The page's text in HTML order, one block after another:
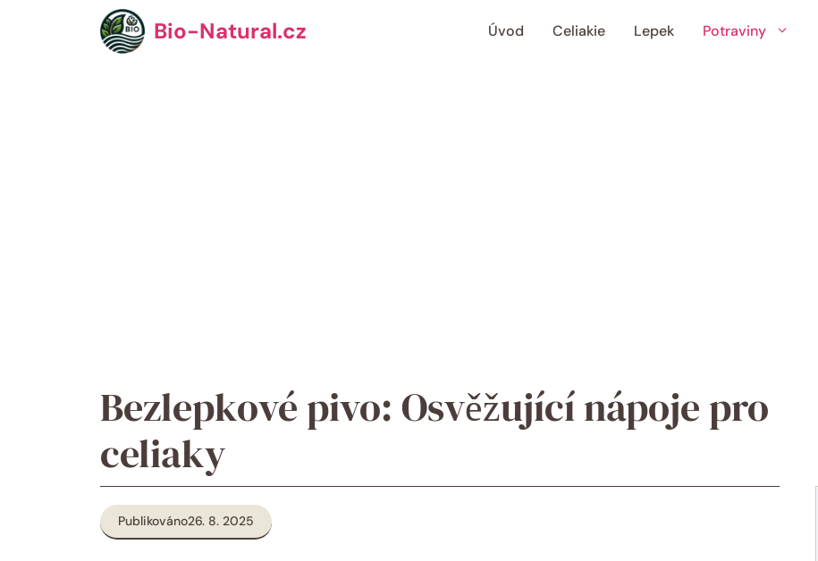
Bio-Natural.cz Úvod Celiakie Lepek Potraviny
Bezlepkové pivo: Osvěžující nápoje pro
celiaky
Publikováno26. 8. 2025